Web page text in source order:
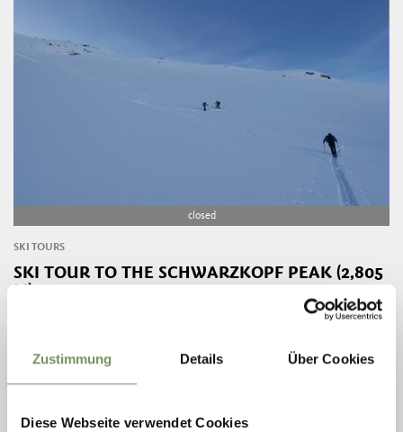
Zustimmung Details Über Cookies
Diese Webseite verwendet Cookies
closed
SKI TOURS
SKI TOUR TO THE SCHWARZKOPF PEAK (2,805
M)